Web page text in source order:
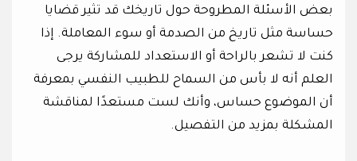
بعض الأسئلة المطروحة حول تاريخك قد تثير قضايا
حساسة مثل تاريخ من الصدمة أو سوء المعاملة. إذا
كنت لا تشعر بالراحة أو الاستعداد للمشاركة يرجى
العلم أنه لا بأس من السماح للطبيب النفسي بمعرفة
أن الموضوع حساس، وأنك لست مستعدًا لمناقشة
المشكلة بمزيد من التفصيل.